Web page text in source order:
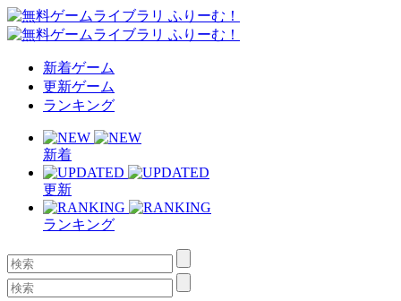
新着ゲーム
更新ゲーム
ランキング
新着
更新
ランキング